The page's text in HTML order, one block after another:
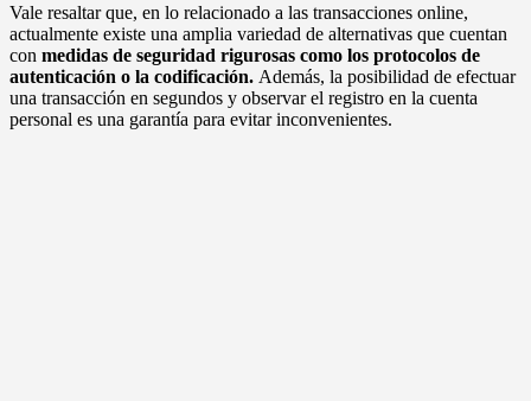
Vale resaltar que, en lo relacionado a las transacciones online,
actualmente existe una amplia variedad de alternativas que cuentan
con medidas de seguridad rigurosas como los protocolos de
autenticación o la codificación. Además, la posibilidad de efectuar
una transacción en segundos y observar el registro en la cuenta
personal es una garantía para evitar inconvenientes.